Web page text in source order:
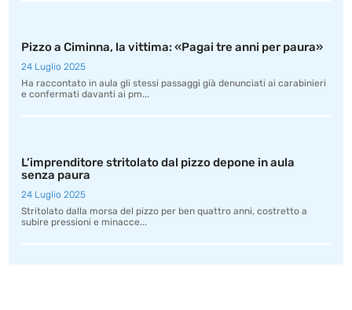
Pizzo a Ciminna, la vittima: «Pagai tre anni per paura»
24 Luglio 2025
Ha raccontato in aula gli stessi passaggi già denunciati ai carabinieri
e confermati davanti ai pm...
L’imprenditore stritolato dal pizzo depone in aula
senza paura
24 Luglio 2025
Stritolato dalla morsa del pizzo per ben quattro anni, costretto a
subire pressioni e minacce...